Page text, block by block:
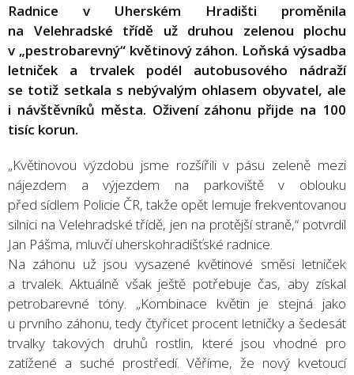
Radnice v Uherském Hradišti proměnila
na Velehradské třídě už druhou zelenou plochu
v „pestrobarevný“ květinový záhon. Loňská výsadba
letniček a trvalek podél autobusového nádraží
se totiž setkala s nebývalým ohlasem obyvatel, ale
i návštěvníků města. Oživení záhonu přijde na 100
tisíc korun.
„Květinovou výzdobu jsme rozšířili v pásu zeleně mezi
nájezdem a výjezdem na parkoviště v oblouku
před sídlem Policie ČR, takže opět lemuje frekventovanou
silnici na Velehradské třídě, jen na protější straně,“ potvrdil
Jan Pášma, mluvčí uherskohradišťské radnice.
Na záhonu už jsou vysazené květinové směsi letniček
a trvalek. Aktuálně však ještě potřebuje čas, aby získal
petrobarevné tóny. „Kombinace květin je stejná jako
u prvního záhonu, tedy čtyřicet procent letničky a šedesát
trvalky takových druhů rostlin, které jsou vhodné pro
zatížené a suché prostředí. Věříme, že nový kvetoucí